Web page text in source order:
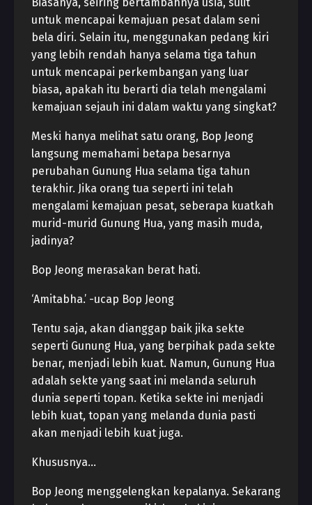
untuk mencapai kemajuan pesat dalam seni
bela diri. Selain itu, menggunakan pedang kiri
yang lebih rendah hanya selama tiga tahun
untuk mencapai perkembangan yang luar
biasa, apakah itu berarti dia telah mengalami
kemajuan sejauh ini dalam waktu yang singkat?
Meski hanya melihat satu orang, Bop Jeong
langsung memahami betapa besarnya
perubahan Gunung Hua selama tiga tahun
terakhir. Jika orang tua seperti ini telah
mengalami kemajuan pesat, seberapa kuatkah
murid-murid Gunung Hua, yang masih muda,
jadinya?
Bop Jeong merasakan berat hati.
‘Amitabha.’ -ucap Bop Jeong
Tentu saja, akan dianggap baik jika sekte
seperti Gunung Hua, yang berpihak pada sekte
benar, menjadi lebih kuat. Namun, Gunung Hua
adalah sekte yang saat ini melanda seluruh
dunia seperti topan. Ketika sekte ini menjadi
lebih kuat, topan yang melanda dunia pasti
akan menjadi lebih kuat juga.
Khususnya…
Bop Jeong menggelengkan kepalanya. Sekarang